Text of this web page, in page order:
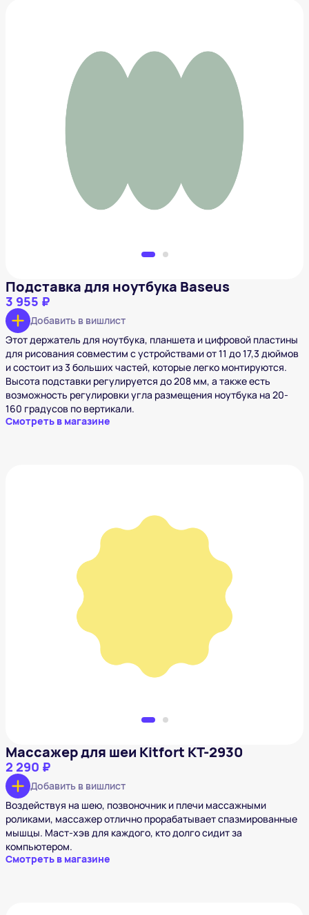
Подставка для ноутбука Baseus
3 955 ₽
Добавить в вишлист
Этот держатель для ноутбука, планшета и цифровой пластины
для рисования совместим с устройствами от 11 до 17,3 дюймов
и состоит из 3 больших частей, которые легко монтируются.
Высота подставки регулируется до 208 мм, а также есть
возможность регулировки угла размещения ноутбука на 20-
160 градусов по вертикали.
Смотреть в магазине
Массажер для шеи Kitfort КТ-2930
Массажер для шеи Kitfort КТ-2930
2 290 ₽
Добавить в вишлист
Воздействуя на шею, позвоночник и плечи массажными
роликами, массажер отлично прорабатывает спазмированные
мышцы. Маст-хэв для каждого, кто долго сидит за
компьютером.
Смотреть в магазине